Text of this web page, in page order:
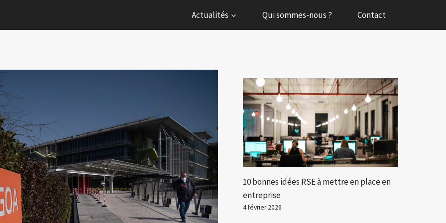
Actualités Qui sommes-nous ? Contact
10 bonnes idées RSE à mettre en place en
entreprise
4 février 2026